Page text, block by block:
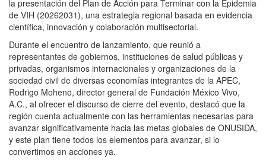
la presentación del Plan de Acción para Terminar con la Epidemia
de VIH (20262031), una estrategia regional basada en evidencia
científica, innovación y colaboración multisectorial.
Durante el encuentro de lanzamiento, que reunió a
representantes de gobiernos, instituciones de salud públicas y
privadas, organismos internacionales y organizaciones de la
sociedad civil de diversas economías integrantes de la APEC,
Rodrigo Moheno, director general de Fundación México Vivo,
A.C., al ofrecer el discurso de cierre del evento, destacó que la
región cuenta actualmente con las herramientas necesarias para
avanzar significativamente hacia las metas globales de ONUSIDA,
y este plan tiene todos los elementos para avanzar, si lo
convertimos en acciones ya.